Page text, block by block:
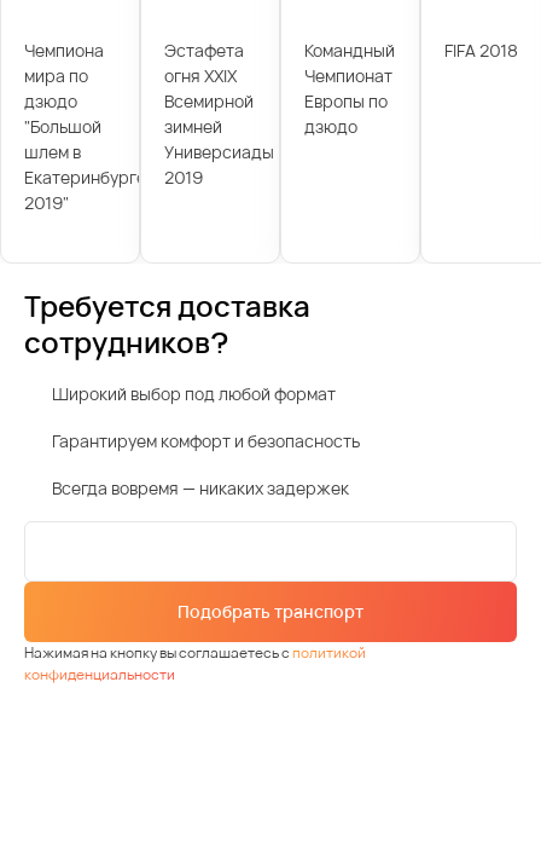
Чемпиона
мира по
дзюдо
"Большой
шлем в
Екатеринбурге
2019"
Эстафета
огня XXIX
Всемирной
зимней
Универсиады
2019
Командный
Чемпионат
Европы по
дзюдо
FIFA 2018
Требуется доставка
сотрудников?
Широкий выбор под любой формат
Гарантируем комфорт и безопасность
Всегда вовремя — никаких задержек
Подобрать транспорт
Нажимая на кнопку вы соглашаетесь сполитикой
конфиденциальности